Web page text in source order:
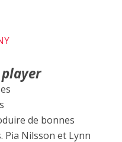
de bonnes
Pia Nilsson et Lynn